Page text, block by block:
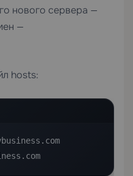
нового сервера —
—
hosts: